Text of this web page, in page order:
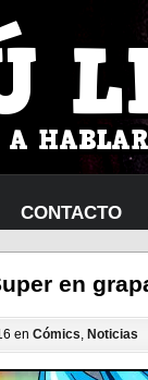
CONTACTO
en
en Cómics, Noticias